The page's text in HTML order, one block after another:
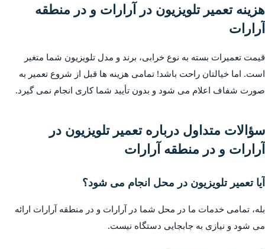
هزینه تعمیر تلویزیون در آرارات و در منطقه
آرارات
قیمت تعمیرات بسته به نوع خرابی، برند و مدل تلویزیون شما متغیر
است. اما خیالتان راحت باشد! تمامی هزینه ها قبل از شروع تعمیر به
صورت شفاف اعلام می شود و بدون تأیید شما کاری انجام نمی گیرد.
سؤالات متداول درباره تعمیر تلویزیون در
آرارات و در منطقه آرارات
آیا تعمیر تلویزیون در محل انجام می شود؟
بله، تمامی خدمات ما در محل شما در آرارات و در منطقه آرارات ارائه
می شود و نیازی به جابجایی دستگاه نیست.